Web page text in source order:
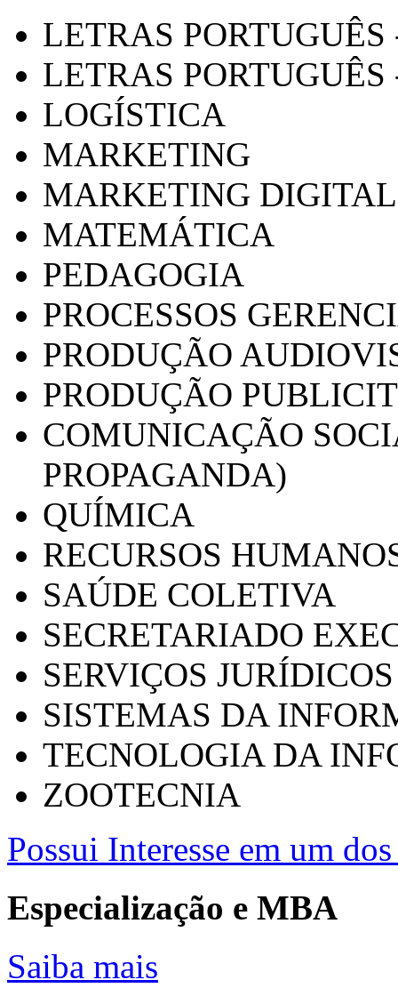
LETRAS
LETRAS PORTUGUÊS
LOGÍSTICA
MARKETING
MARKETING DIGITAL
MATEMÁTICA
PEDAGOGIA
PROCESSOS
PRODUÇÃO
PRODUÇÃO
COMUNICAÇÃO
PROPAGANDA)
QUÍMICA
RECURSOS
SAÚDE COLETIVA
SECRETARIADO
SERVIÇOS
SISTEMAS DA
TECNOLOGIA DA
ZOOTECNIA
Possui Interesse em um
Especialização e MBA
Saiba mais